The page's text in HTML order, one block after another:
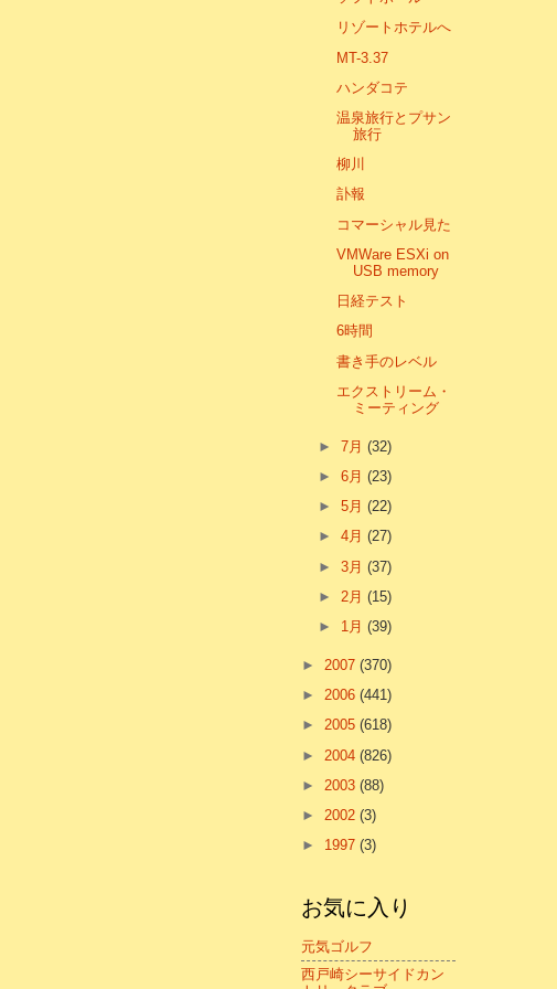
リゾートホテルへ
MT-3.37
ハンダコテ
温泉旅行とプサン
旅行
柳川
訃報
コマーシャル見た
VMWare ESXi on
USB memory
日経テスト
6時間
書き手のレベル
エクストリーム・
ミーティング
►7月(32)
►6月(23)
►5月(22)
►4月(27)
►3月(37)
► 2月(15)
► 1月(39)
► 2007 (370)
► 2006 (441)
► 2005 (618)
► 2004 (826)
► 2003 (88)
► 2002 (3)
► 1997 (3)
お気に入り
元気ゴルフ
西戸崎シーサイドカン